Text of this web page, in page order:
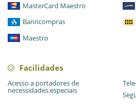
MasterCard Maestro
Banricompras
Maestro
Facilidades
Acesso a portadores de
necessidades especiais